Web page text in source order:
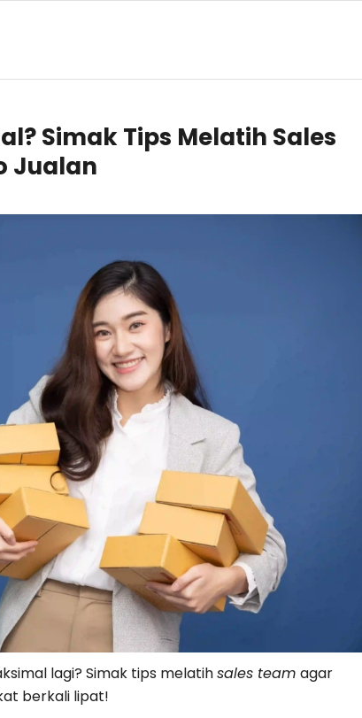
Simak Tips Melatih Sales
Jualan
lagi? Simak tips melatihsales team agar
berkali lipat!